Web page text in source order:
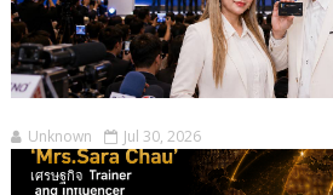
Unknown Jul 30, 2026
เศรษฐกิจ